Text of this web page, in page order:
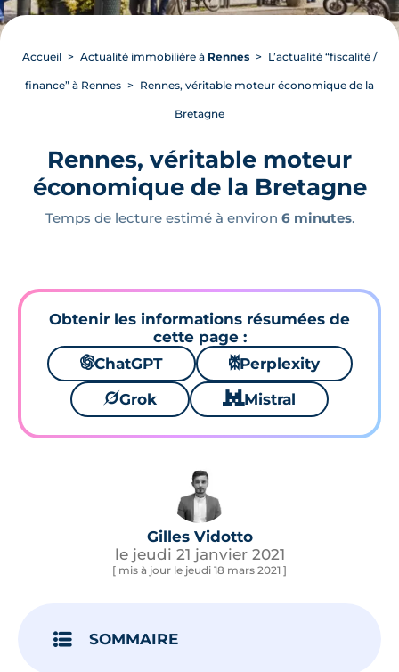
Accueil Actualité immobilière à Rennes L’actualité “fiscalité /
finance” à Rennes Rennes, véritable moteur économique de la
Bretagne
Rennes, véritable moteur
économique de la Bretagne
Temps de lecture estimé à environ 6 minutes.
Obtenir les informations résumées de
cette page :
🌌ChatGPT ⚙Perplexity
🪐Grok 🐱 Mistral
Gilles Vidotto
le jeudi 21 janvier 2021
[ mis à jour le jeudi 18 mars 2021 ]
SOMMAIRE